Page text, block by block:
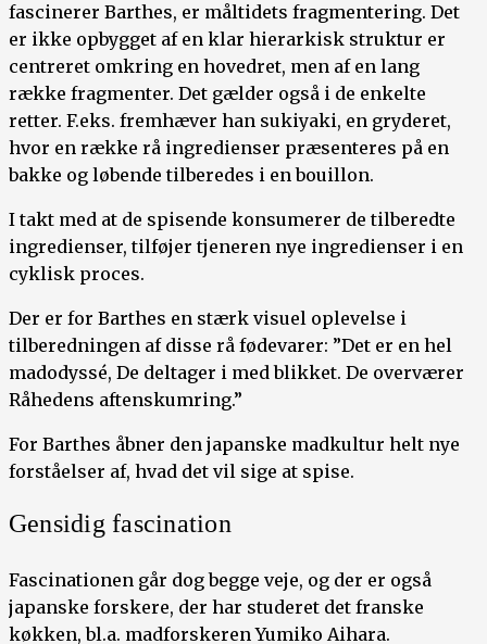
fascinerer Barthes, er måltidets fragmentering. Det
er ikke opbygget af en klar hierarkisk struktur er
centreret omkring en hovedret, men af en lang
række fragmenter. Det gælder også i de enkelte
retter. F.eks. fremhæver han sukiyaki, en gryderet,
hvor en række rå ingredienser præsenteres på en
bakke og løbende tilberedes i en bouillon.
I takt med at de spisende konsumerer de tilberedte
ingredienser, tilføjer tjeneren nye ingredienser i en
cyklisk proces.
Der er for Barthes en stærk visuel oplevelse i
tilberedningen af disse rå fødevarer: ”Det er en hel
madodyssé, De deltager i med blikket. De overværer
Råhedens aftenskumring.”
For Barthes åbner den japanske madkultur helt nye
forståelser af, hvad det vil sige at spise.
Gensidig fascination
Fascinationen går dog begge veje, og der er også
japanske forskere, der har studeret det franske
køkken, bl.a. madforskeren Yumiko Aihara.